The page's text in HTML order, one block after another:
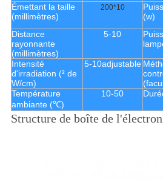
Émettant la taille
(millimètres)
200*10
(w)
Distance
rayonnante
(millimètres)
5-10
Intensité
d'irradiation (² de
W/cm)
5-10adjustable
Température
ambiante (℃)
10-50
Structure de boîte de